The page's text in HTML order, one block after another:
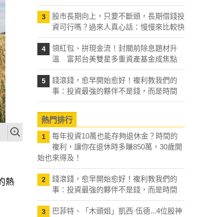
熱
3
股市長期向上，只要不斷頭，長期借錢投
資可行嗎？過來人真心話：慢慢來比較快
4
領紅包、拚現金流！封關前除息題材升
溫 富邦台美雙星多重資產基金成焦點
5
錢滾錢，愈早開始愈好！複利教我們的
事：投資最強的夥伴不是錢，而是時間
熱門排行
1
每年投資10萬也能存夠退休金？時間的
複利，讓你在退休時多賺850萬，30歲開
始也來得及！
2
錢滾錢，愈早開始愈好！複利教我們的
事：投資最強的夥伴不是錢，而是時間
3
巴菲特、「木頭姐」凱西·伍德...4位股神